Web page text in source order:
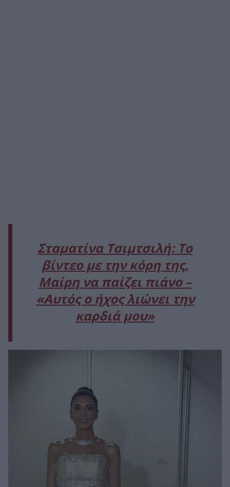
Σταματίνα Τσιμτσιλή: Το
βίντεο με την κόρη της,
Μαίρη να παίζει πιάνο –
«Αυτός ο ήχος λιώνει την
καρδιά μου»